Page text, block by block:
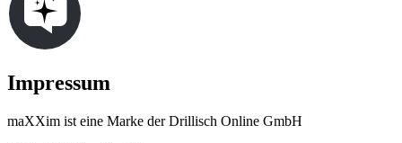
Impressum
maXXim ist eine Marke der Drillisch Online GmbH